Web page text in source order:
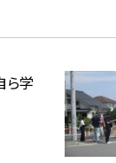
ら学